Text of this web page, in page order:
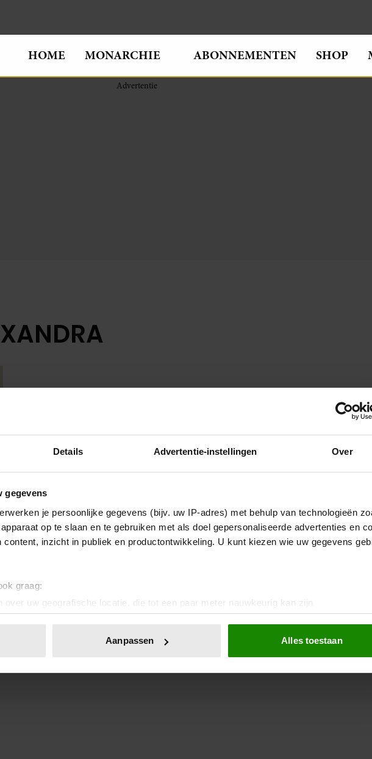
Details Advertentie-instellingen Over
gegevens
je persoonlijke gegevens (bijv. uw IP-adres) met behulp van technologieën
op te slaan en te gebruiken met als doel gepersonaliseerde advertenties en
content, inzicht in publiek en productontwikkeling. U kunt kiezen wie uw gegevens
graag:
over uw geografische locatie, die tot een paar meter nauwkeurig kan zijn
door het actief te scannen op specifieke eigenschappen (fingerprinting)
of intrekken in de Cookieverklaring.
en advertenties te personaliseren, om functies voor social media te bieden en om
Aanpassen Alles toestaan
HOME MONARCHIE ABONNEMENTEN SHOP